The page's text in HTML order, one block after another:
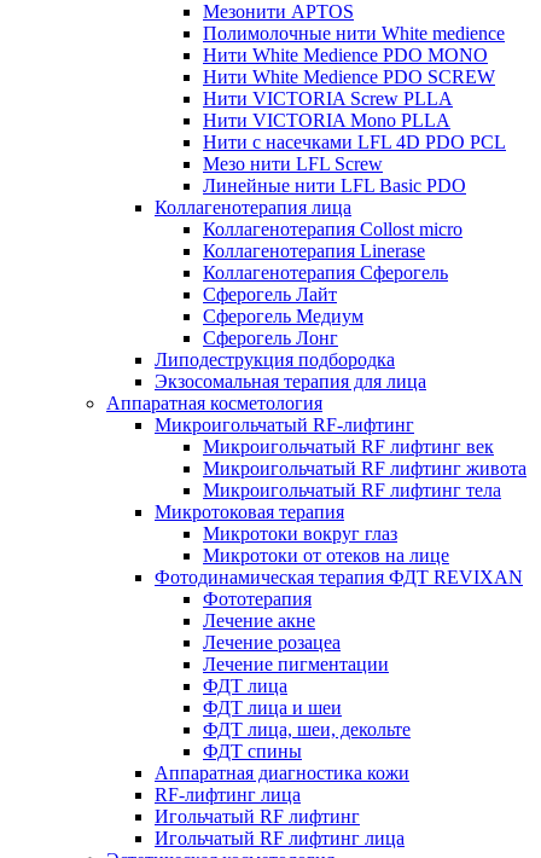
Мезонити APTOS
Полимолочные нити White medience
Нити White Medience PDO MONO
Нити White Medience PDO SCREW
Нити VICTORIA Screw PLLA
Нити VICTORIA Mono PLLA
Нити с насечками LFL 4D PDO PCL
Мезо нити LFL Screw
Линейные нити LFL Basic PDO
Коллагенотерапия лица
Коллагенотерапия Collost micro
Коллагенотерапия Linerase
Коллагенотерапия Сферогель
Сферогель Лайт
Сферогель Медиум
Сферогель Лонг
Липодеструкция подбородка
Экзосомальная терапия для лица
Аппаратная косметология
Микроигольчатый RF-лифтинг
Микроигольчатый RF лифтинг век
Микроигольчатый RF лифтинг живота
Микроигольчатый RF лифтинг тела
Микротоковая терапия
Микротоки вокруг глаз
Микротоки от отеков на лице
Фотодинамическая терапия ФДТ REVIXAN
Фототерапия
Лечение акне
Лечение розацеа
Лечение пигментации
ФДТ лица
ФДТ лица и шеи
ФДТ лица, шеи, декольте
ФДТ спины
Аппаратная диагностика кожи
RF-лифтинг лица
Игольчатый RF лифтинг
Игольчатый RF лифтинг лица